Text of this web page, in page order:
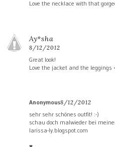
Love the necklace with that
Ay*sha
8/12/2012
Great look!
Love the jacket and the leggings
Anonymous8/12/2012
sehr sehr schönes outfit! :-)
schau doch malwieder bei
larissa-ly.blogspot.com